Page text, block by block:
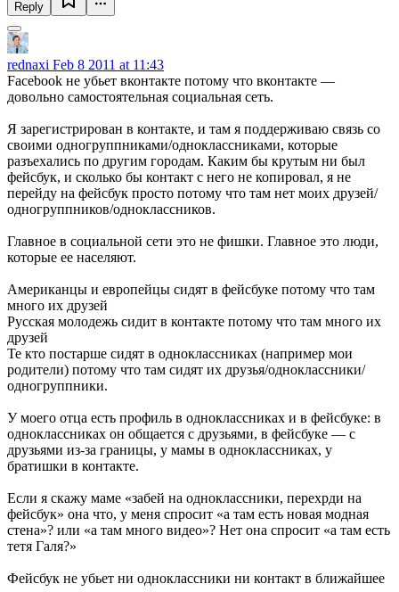
Reply
rednaxi Feb 8 2011 at 11:43
Facebook не убьет вконтакте потому что вконтакте —
довольно самостоятельная социальная сеть.
Я зарегистрирован в контакте, и там я поддерживаю связь со
своими одногруппниками/одноклассниками, которые
разъехались по другим городам. Каким бы крутым ни был
фейсбук, и сколько бы контакт с него не копировал, я не
перейду на фейсбук просто потому что там нет моих друзей/
одногруппников/одноклассников.
Главное в социальной сети это не фишки. Главное это люди,
которые ее населяют.
Американцы и европейцы сидят в фейсбуке потому что там
много их друзей
Русская молодежь сидит в контакте потому что там много их
друзей
Те кто постарше сидят в одноклассниках (например мои
родители) потому что там сидят их друзья/одноклассники/
одногруппники.
У моего отца есть профиль в одноклассниках и в фейсбуке: в
одноклассниках он общается с друзьями, в фейсбуке — с
друзьями из-за границы, у мамы в одноклассниках, у
братишки в контакте.
Если я скажу маме «забей на одноклассники, перехрди на
фейсбук» она что, у меня спросит «а там есть новая модная
стена»? или «а там много видео»? Нет она спросит «а там есть
тетя Галя?»
Фейсбук не убьет ни одноклассники ни контакт в ближайшее